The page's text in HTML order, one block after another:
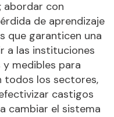
abordar con
de aprendizaje
que garanticen una
a las instituciones
medibles para
todos los sectores,
castigos
cambiar el sistema